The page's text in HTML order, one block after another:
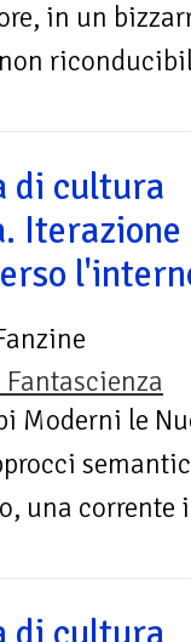
in un
di cultura
Iterazione
Fantascienza
Moderni le
una